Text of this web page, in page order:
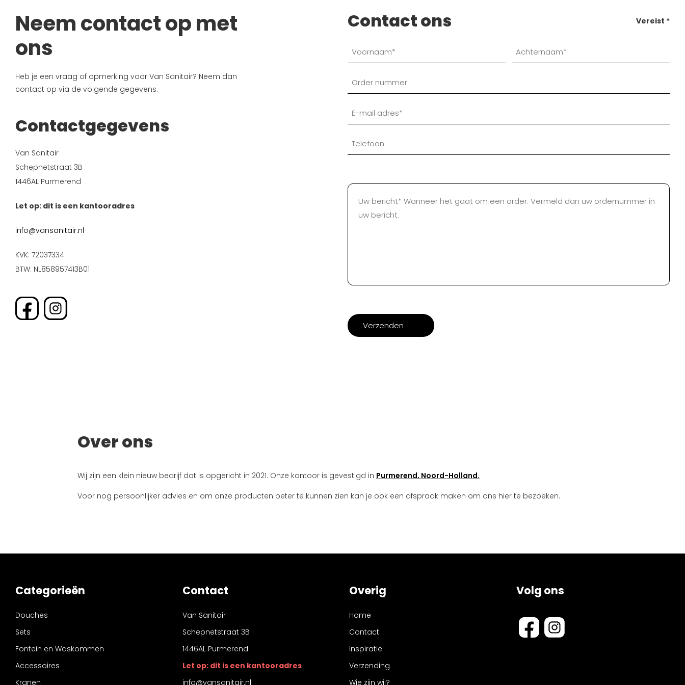
Neem contact op met
ons
Heb je een vraag of opmerking voor Van Sanitair? Neem dan
contact op via de volgende gegevens.
Contactgegevens
Van Sanitair
Schepnetstraat 3B
1446AL Purmerend
Let op: dit is een kantooradres
info@vansanitair.nl
KVK: 72037334
BTW: NL858957413B01
Contact ons Vereist *
Over ons
Wij zijn een klein nieuw bedrijf dat is opgericht in 2021. Onze kantoor is gevestigd in Purmerend, Noord-Holland.
Voor nog persoonlijker advies en om onze producten beter te kunnen zien kan je ook een afspraak maken om ons hier te bezoeken.
Categorieën
Douches
Sets
Fontein en Waskommen
Accessoires
Kranen
Contact
Van Sanitair
Schepnetstraat 3B
1446AL Purmerend
Let op: dit is een kantooradres
info@vansanitair.nl
Overig
Home
Contact
Inspiratie
Verzending
Wie zijn wij?
Volg ons